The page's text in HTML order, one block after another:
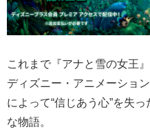
これまで『アナと雪の女王
ディズニー・アニメーショ
によって“信じあう心”を失
な物語。